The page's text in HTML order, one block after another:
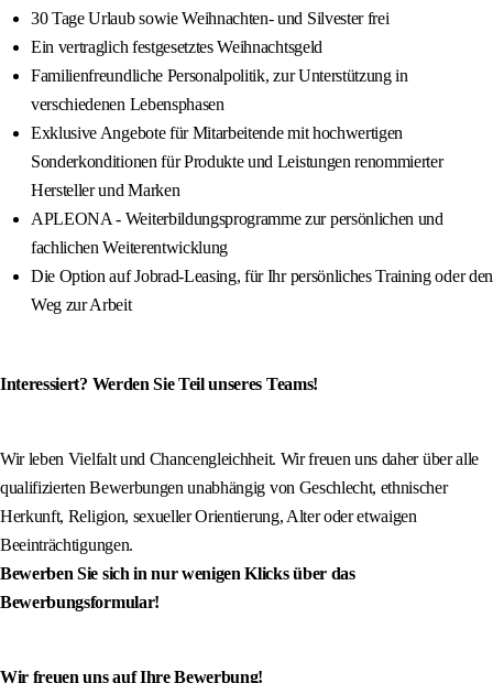
30 Tage Urlaub sowie Weihnachten- und Silvester frei
Ein vertraglich festgesetztes Weihnachtsgeld
Familienfreundliche Personalpolitik, zur Unterstützung in
verschiedenen Lebensphasen
Exklusive Angebote für Mitarbeitende mit hochwertigen
Sonderkonditionen für Produkte und Leistungen renommierter
Hersteller und Marken
APLEONA - Weiterbildungsprogramme zur persönlichen und
fachlichen Weiterentwicklung
Die Option auf Jobrad-Leasing, für Ihr persönliches Training oder den
Weg zur Arbeit
Interessiert? Werden Sie Teil unseres Teams!
Wir leben Vielfalt und Chancengleichheit. Wir freuen uns daher über alle
qualifizierten Bewerbungen unabhängig von Geschlecht, ethnischer
Herkunft, Religion, sexueller Orientierung, Alter oder etwaigen
Beeinträchtigungen.
Bewerben Sie sich in nur wenigen Klicks über das
Bewerbungsformular!
Wir freuen uns auf Ihre Bewerbung!